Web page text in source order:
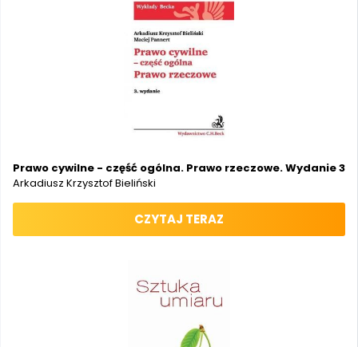
Prawo cywilne - część ogólna. Prawo rzeczowe. Wydanie 3
Arkadiusz Krzysztof Bieliński
CZYTAJ TERAZ